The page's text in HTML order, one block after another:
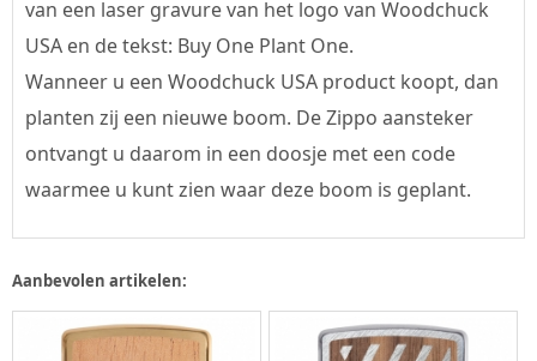
van een laser gravure van het logo van Woodchuck
USA en de tekst: Buy One Plant One.
Wanneer u een Woodchuck USA product koopt, dan
planten zij een nieuwe boom. De Zippo aansteker
ontvangt u daarom in een doosje met een code
waarmee u kunt zien waar deze boom is geplant.
Aanbevolen artikelen: